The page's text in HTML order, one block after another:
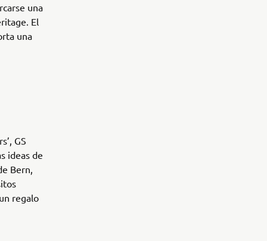
una
El
una
GS
ideas de
Bern,
regalo